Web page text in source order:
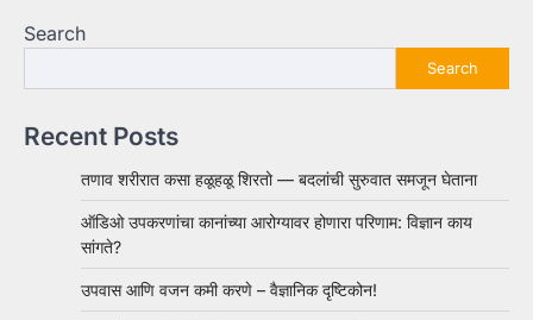
Search
Search
Recent Posts
तणाव शरीरात कसा हळूहळू शिरतो — बदलांची सुरुवात समजून घेताना
ऑडिओ उपकरणांचा कानांच्या आरोग्यावर होणारा परिणाम: विज्ञान काय
सांगते?
उपवास आणि वजन कमी करणे – वैज्ञानिक दृष्टिकोन!